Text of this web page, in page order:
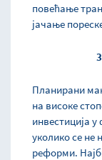
повећање
јачање
Планирани
на високе
инвестиција
уколико се не
реформи.